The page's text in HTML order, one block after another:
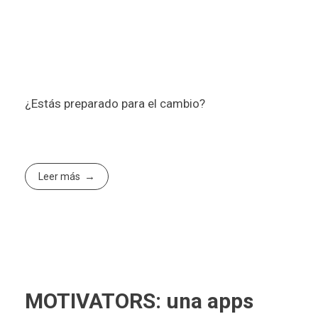
¿Estás preparado para el cambio?
Leer más
MOTIVATORS: una apps